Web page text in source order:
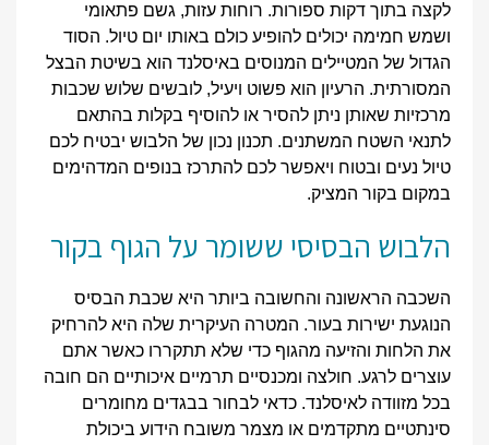
לקצה בתוך דקות ספורות. רוחות עזות, גשם פתאומי
ושמש חמימה יכולים להופיע כולם באותו יום טיול. הסוד
הגדול של המטיילים המנוסים באיסלנד הוא בשיטת הבצל
המסורתית. הרעיון הוא פשוט ויעיל, לובשים שלוש שכבות
מרכזיות שאותן ניתן להסיר או להוסיף בקלות בהתאם
לתנאי השטח המשתנים. תכנון נכון של הלבוש יבטיח לכם
טיול נעים ובטוח ויאפשר לכם להתרכז בנופים המדהימים
במקום בקור המציק.
הלבוש הבסיסי ששומר על הגוף בקור
השכבה הראשונה והחשובה ביותר היא שכבת הבסיס
הנוגעת ישירות בעור. המטרה העיקרית שלה היא להרחיק
את הלחות והזיעה מהגוף כדי שלא תתקררו כאשר אתם
עוצרים לרגע. חולצה ומכנסיים תרמיים איכותיים הם חובה
בכל מזוודה לאיסלנד. כדאי לבחור בבגדים מחומרים
סינתטיים מתקדמים או מצמר משובח הידוע ביכולת